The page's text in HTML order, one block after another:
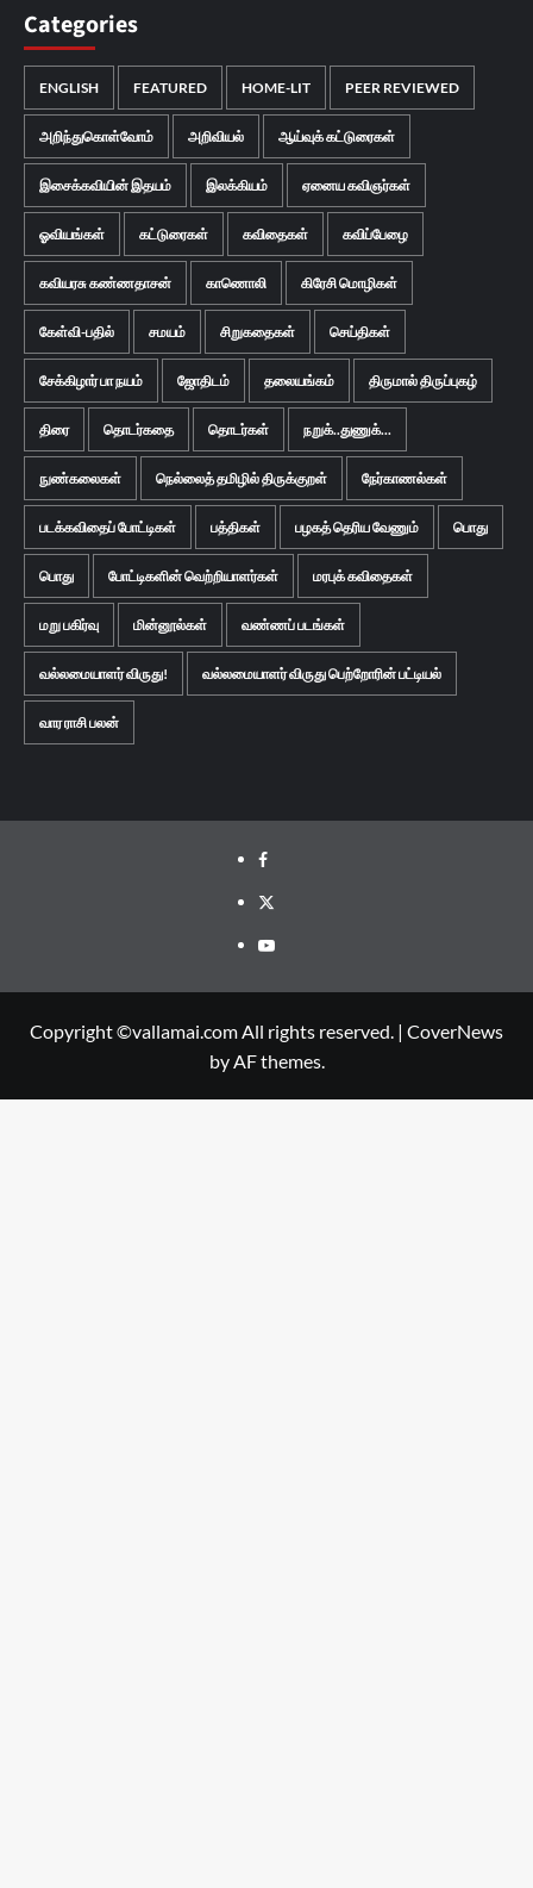
Categories
ENGLISH FEATURED HOME-LIT PEER REVIEWED
அறிந்துகொள்வோம் அறிவியல் ஆய்வுக் கட்டுரைகள்
இசைக்கவியின் இதயம் இலக்கியம் ஏனைய கவிஞர்கள்
ஓவியங்கள் கட்டுரைகள் கவிதைகள் கவிப்பேழை
கவியரசு கண்ணதாசன் காணொலி கிரேசி மொழிகள்
கேள்வி-பதில் சமயம் சிறுகதைகள் செய்திகள்
சேக்கிழார் பா நயம் ஜோதிடம் தலையங்கம் திருமால் திருப்புகழ்
திரை தொடர்கதை தொடர்கள் நறுக்..துணுக்...
நுண்கலைகள் நெல்லைத் தமிழில் திருக்குறள் நேர்காணல்கள்
படக்கவிதைப் போட்டிகள் பத்திகள் பழகத் தெரிய வேணும் பொது
பொது போட்டிகளின் வெற்றியாளர்கள் மரபுக் கவிதைகள்
மறு பகிர்வு மின்னூல்கள் வண்ணப் படங்கள்
வல்லமையாளர் விருது! வல்லமையாளர் விருது பெற்றோரின் பட்டியல்
வார ராசி பலன்
Facebook
Twitter
Youtube
Copyright ©vallamai.com All rights reserved. | CoverNews
by AF themes.